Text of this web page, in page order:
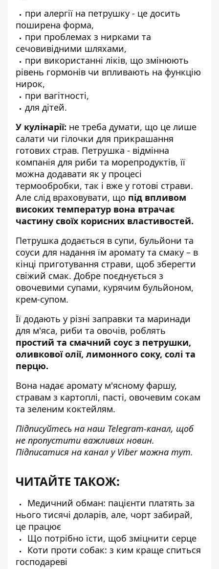
при алергії на петрушку - це досить
поширена форма,
при проблемах з нирками та
сечовивідними шляхами,
при використанні ліків, що змінюють
рівень гормонів чи впливають на функцію
нирок,
при вагітності,
для дітей.
У кулінарії: не треба думати, що це лише
салати чи гілочки для прикрашання
готових страв. Петрушка - відмінна
компанія для риби та морепродуктів, її
можна додавати як у процесі
термообробки, так і вже у готові страви.
Але слід враховувати, що під впливом
високих температур вона втрачає
частину своїх корисних властивостей.
Петрушка додається в супи, бульйони та
соуси для надання їм аромату та смаку – в
кінці приготування страви, щоб зберегти
свіжий смак. Добре поєднується з
овочевими супами, курячим бульйоном,
крем-супом.
Її додають у різні заправки та маринади
для м'яса, риби та овочів, роблять
простий та смачний соус з петрушки,
оливкової олії, лимонного соку, солі та
перцю.
Вона надає аромату м'ясному фаршу,
стравам з картоплі, пасті, овочевим сокам
та зеленим коктейлям.
Підписуйтесь на наш Telegram-канал, щоб
не пропустити важливих новин.
Підписатися на канал у Viber можна тут.
ЧИТАЙТЕ ТАКОЖ:
Медичний обман: пацієнти платять за
нього тисячі доларів, але, чорт забирай,
це працює
Що потрібно їсти, щоб зміцнити серце
Коти проти собак: з ким краще спиться
господареві